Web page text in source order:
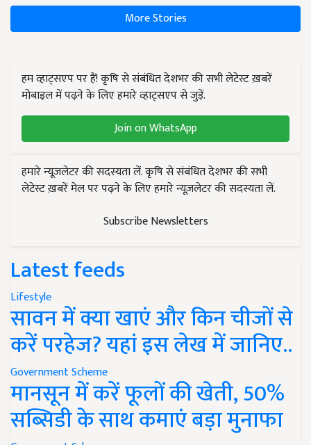
More Stories
हम व्हाट्सएप पर हैं! कृषि से संबंधित देशभर की सभी लेटेस्ट ख़बरें
मोबाइल में पढ़ने के लिए हमारे व्हाट्सएप से जुड़ें.
Join on WhatsApp
हमारे न्यूज़लेटर की सदस्यता लें. कृषि से संबंधित देशभर की सभी
लेटेस्ट ख़बरें मेल पर पढ़ने के लिए हमारे न्यूज़लेटर की सदस्यता लें.
Subscribe Newsletters
Latest feeds
Lifestyle
सावन में क्या खाएं और किन चीजों से
करें परहेज? यहां इस लेख में जानिए..
Government Scheme
मानसून में करें फूलों की खेती, 50%
सब्सिडी के साथ कमाएं बड़ा मुनाफा